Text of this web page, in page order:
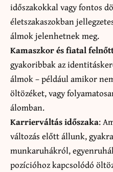
időszakokkal vagy fontos
életszakaszokban
álmok jelenhetnek meg.
Kamaszkor és fiatal
gyakoribbak az
álmok – például amikor
öltözéket, vagy
álomban.
Karrierváltás időszaka:
változás előtt állunk,
munkaruhákról,
pozícióhoz kapcsolódó